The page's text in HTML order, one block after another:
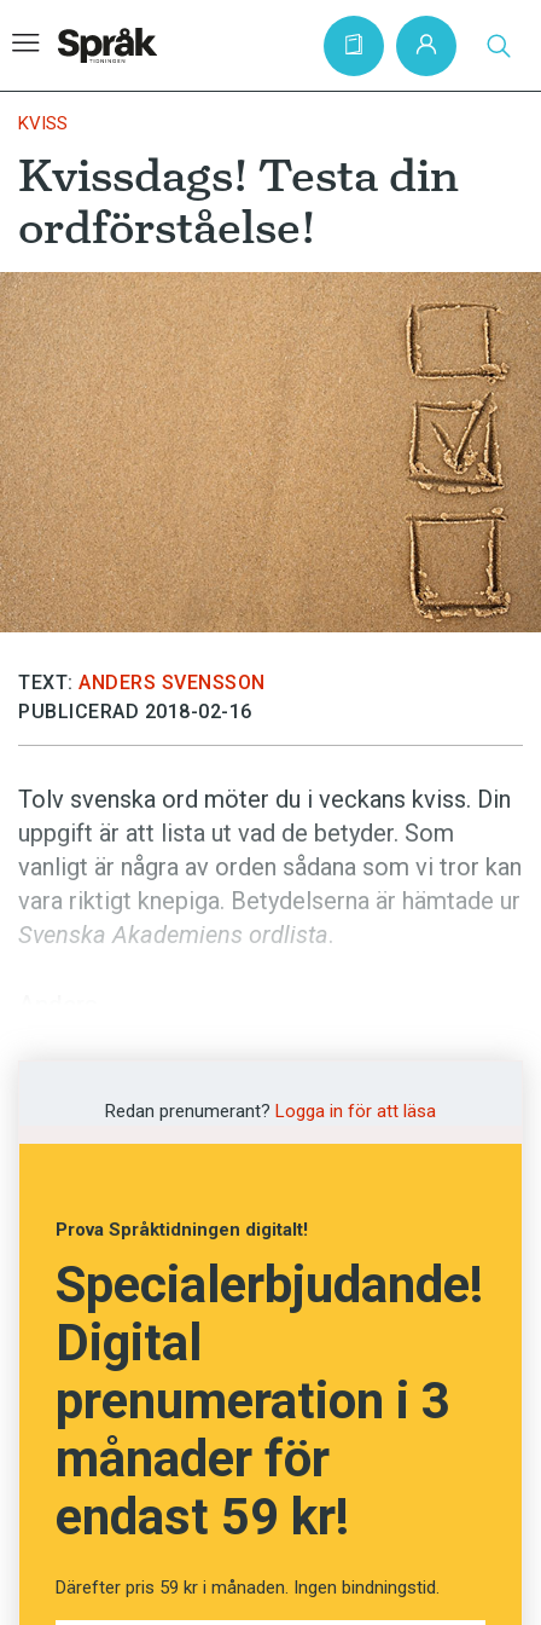
Hem
Artiklar
Krönikor
Språkfrågor
Skrivtips
Bokrecensioner
Kviss
Podden
Anmäl till språkpolisen
Föreslå nyord
Annonsera
Prenumerera
KVISS
Kvissdags! Testa din
ordförståelse!
TEXT: ANDERS SVENSSON
PUBLICERAD 2018-02-16
Tolv svenska ord möter du i veckans kviss. Din
uppgift är att lista ut vad de betyder. Som
vanligt är några av orden sådana som vi tror kan
vara riktigt knepiga. Betydelserna är hämtade ur
Svenska Akademiens ordlista.
Testa din ordförståelse
Fråga13av24
Frank
Uppriktig
Ilsken
Omodern
Redan prenumerant? Logga in för att läsa
Prova Språktidningen digitalt!
Specialerbjudande!
Digital
prenumeration i 3
månader för
endast 59 kr!
Därefter pris 59 kr i månaden. Ingen bindningstid.